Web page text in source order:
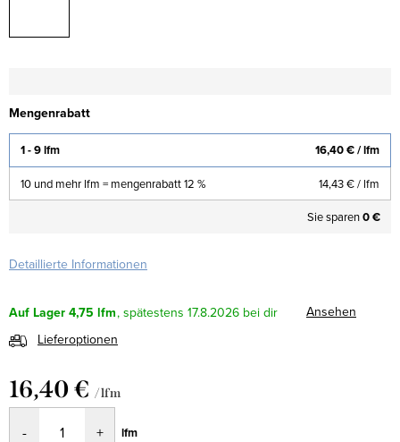
Mengenrabatt
1 - 9 lfm 16,40 €/ lfm
10 und mehr lfm = mengenrabatt 12 % 14,43 €/ lfm
Sie sparen0 €
Detaillierte Informationen
Auf Lager4,75 lfm 17.8.2026
Ansehen
Lieferoptionen
16,40 € / lfm
lfm